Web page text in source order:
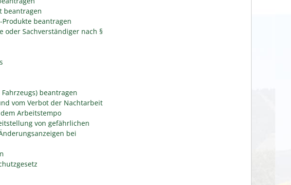
beantragen
beantragen
oder Sachverständiger nach §
beantragen
vom Verbot der Nachtarbeit
Arbeitstempo
von gefährlichen
bei